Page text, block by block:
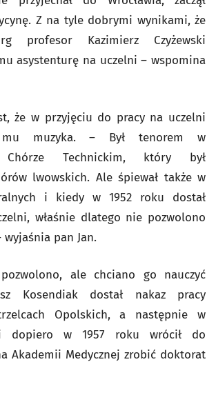
Z na tyle dobrymi wynikami, że
profesor Kazimierz Czyżewski
asystenturę na uczelni – wspomina
że w przyjęciu do pracy na uczelni
mu muzyka. – Był tenorem w
Chórze Technickim, który był
lwowskich. Ale śpiewał także w
i kiedy w 1952 roku dostał
właśnie dlatego nie pozwolono
pan Jan.
ale chciano go nauczyć
Kosendiak dostał nakaz pracy
Opolskich, a następnie w
i dopiero w 1957 roku wrócił do
Akademii Medycznej zrobić doktorat